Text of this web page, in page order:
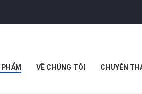
VỀ CHÚNG TÔI CHUYẾN